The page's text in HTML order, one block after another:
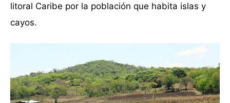
litoral Caribe por la población que habita islas y
cayos.